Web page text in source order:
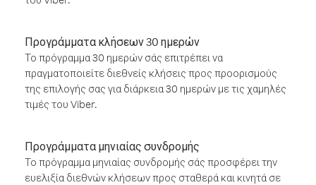
Προγράμματα κλήσεων 30 ημερών
Το πρόγραμμα 30 ημερών σάς επιτρέπει να
πραγματοποιείτε διεθνείς κλήσεις προς προορισμούς
της επιλογής σας για διάρκεια 30 ημερών με τις χαμηλές
τιμές του Viber.
Προγράμματα μηνιαίας συνδρομής
Το πρόγραμμα μηνιαίας συνδρομής σάς προσφέρει την
ευελιξία διεθνών κλήσεων προς σταθερά και κινητά σε